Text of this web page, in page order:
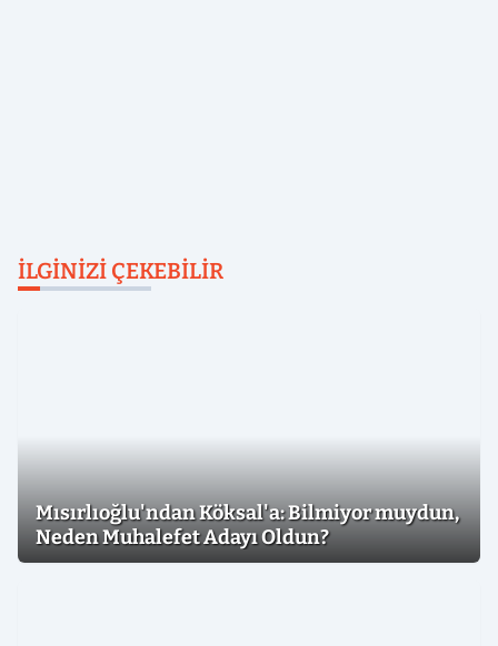
İLGINIZI ÇEKEBILIR
Mısırlıoğlu'ndan Köksal'a: Bilmiyor muydun,
Neden Muhalefet Adayı Oldun?